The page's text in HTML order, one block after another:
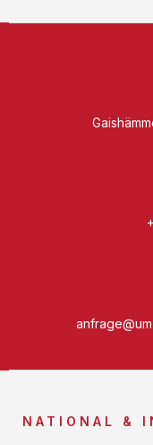
NATIONAL &